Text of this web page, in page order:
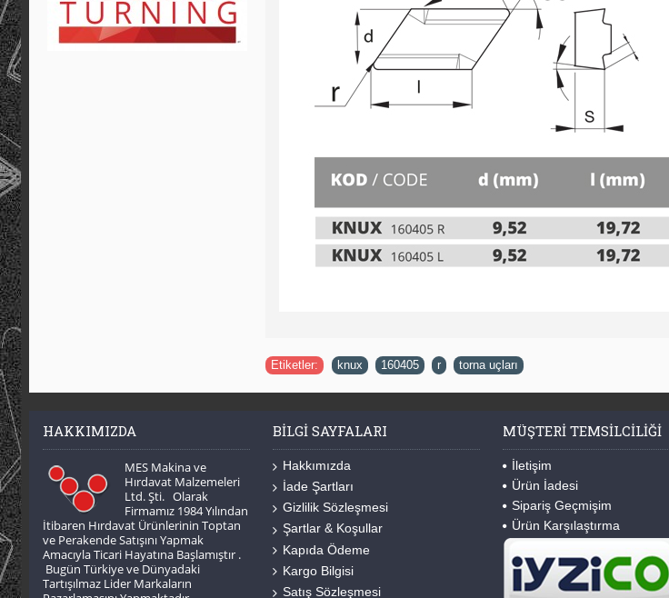
Etiketler: knux 160405 r torna uçları
HAKKIMIZDA
MES Makina ve
Hırdavat Malzemeleri
Ltd. Şti. Olarak
Firmamız 1984 Yılından
İtibaren Hırdavat Ürünlerinin Toptan
ve Perakende Satışını Yapmak
Amacıyla Ticari Hayatına Başlamıştır .
Bugün Türkiye ve Dünyadaki
Tartışılmaz Lider Markaların
BILGI SAYFALARI
Hakkımızda
İade Şartları
Gizlilik Sözleşmesi
Şartlar & Koşullar
Kapıda Ödeme
Kargo Bilgisi
Satış Sözleşmesi
MÜŞTERI TEMSILCILIĞI
İletişim
Ürün İadesi
Sipariş Geçmişim
Ürün Karşılaştırma